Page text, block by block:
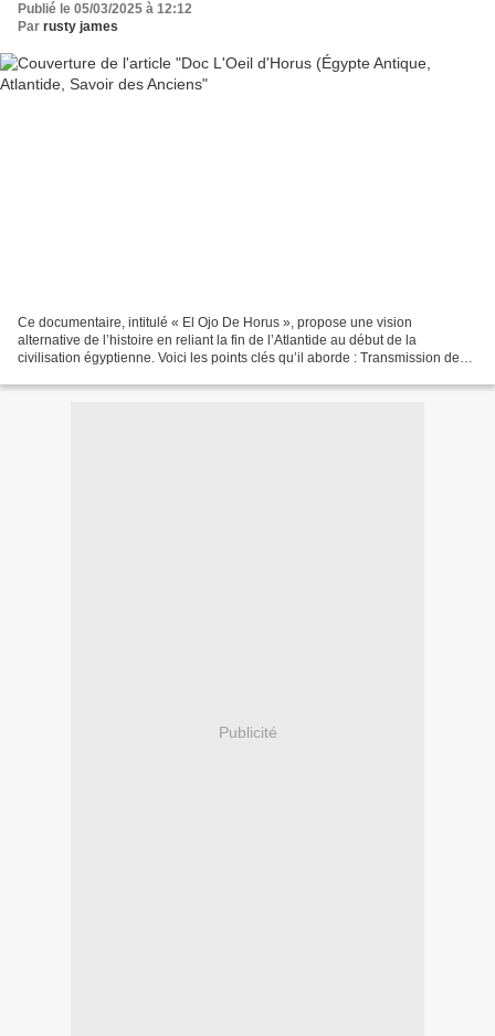
Publié le 05/03/2025 à 12:12
Par rusty james
Ce documentaire, intitulé « El Ojo De Horus », propose une vision
alternative de l’histoire en reliant la fin de l’Atlantide au début de la
civilisation égyptienne. Voici les points clés qu’il aborde : Transmission de
Publicité